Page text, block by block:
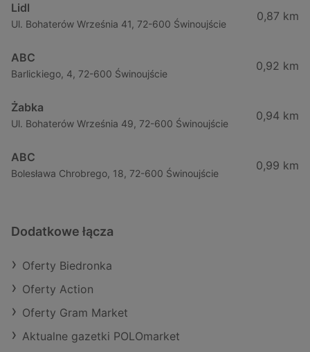
Lidl
Ul. Bohaterów Września 41, 72-600 Świnoujście
0,87 km
ABC
Barlickiego, 4, 72-600 Świnoujście
0,92 km
Żabka
Ul. Bohaterów Września 49, 72-600 Świnoujście
0,94 km
ABC
Bolesława Chrobrego, 18, 72-600 Świnoujście
0,99 km
Dodatkowe łącza
Oferty Biedronka
Oferty Action
Oferty Gram Market
Aktualne gazetki POLOmarket